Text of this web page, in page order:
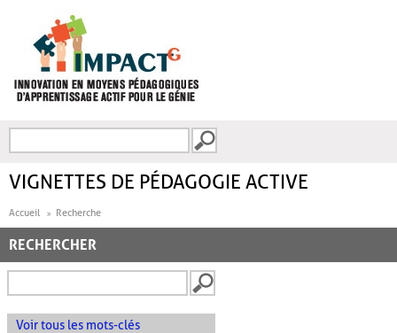
FORMULAIRE DE
VIGNETTES DE PÉDAGOGIE ACTIVE
Accueil Recherche
RECHERCHER
Voir tous les mots-clés